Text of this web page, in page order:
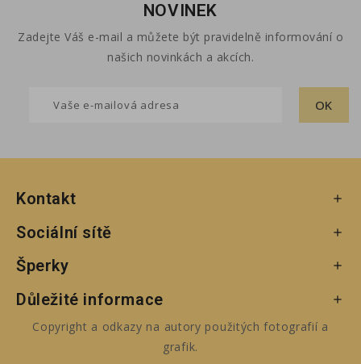
NOVINEK
Zadejte Váš e-mail a můžete být pravidelně informování o
našich novinkách a akcích.
Kontakt 
Sociální sítě 
Šperky 
Důležité informace 
Copyright a odkazy na autory použitých fotografií a
grafik.